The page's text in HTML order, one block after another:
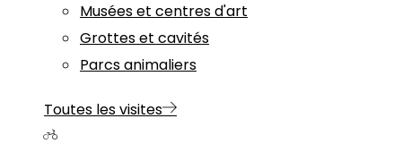
Musées et centres d'art
Grottes et cavités
Parcs animaliers
Toutes les visites